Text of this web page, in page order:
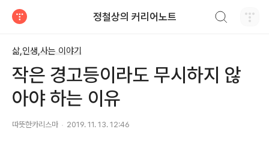
정철상의 커리어노트
삶,인생,사는 이야기
작은 경고등이라도 무시하지 않
아야 하는 이유
따뜻한카리스마 2019. 11. 13. 12:46